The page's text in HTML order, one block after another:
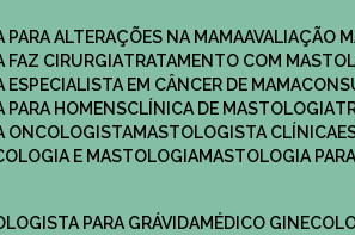
PARA ALTERAÇÕES NA MAMA AVALIAÇÃO
FAZ CIRURGIA
TRATAMENTO COM
ESPECIALISTA EM CÂNCER DE MAMA
PARA HOMENS
CLÍNICA DE MASTOLOGIA
ONCOLOGISTA
MASTOLOGISTA CLÍNICA
E MASTOLOGIA
MASTOLOGIA
PARA GRÁVIDA
MÉDICO